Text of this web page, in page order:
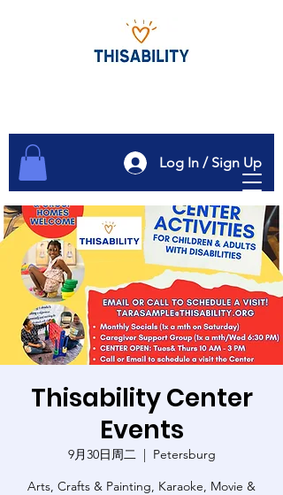
Log In / Sign Up
Thisability Center
Events
9月30日周二
  |
Petersburg
Arts, Crafts & Painting, Karaoke, Movie &